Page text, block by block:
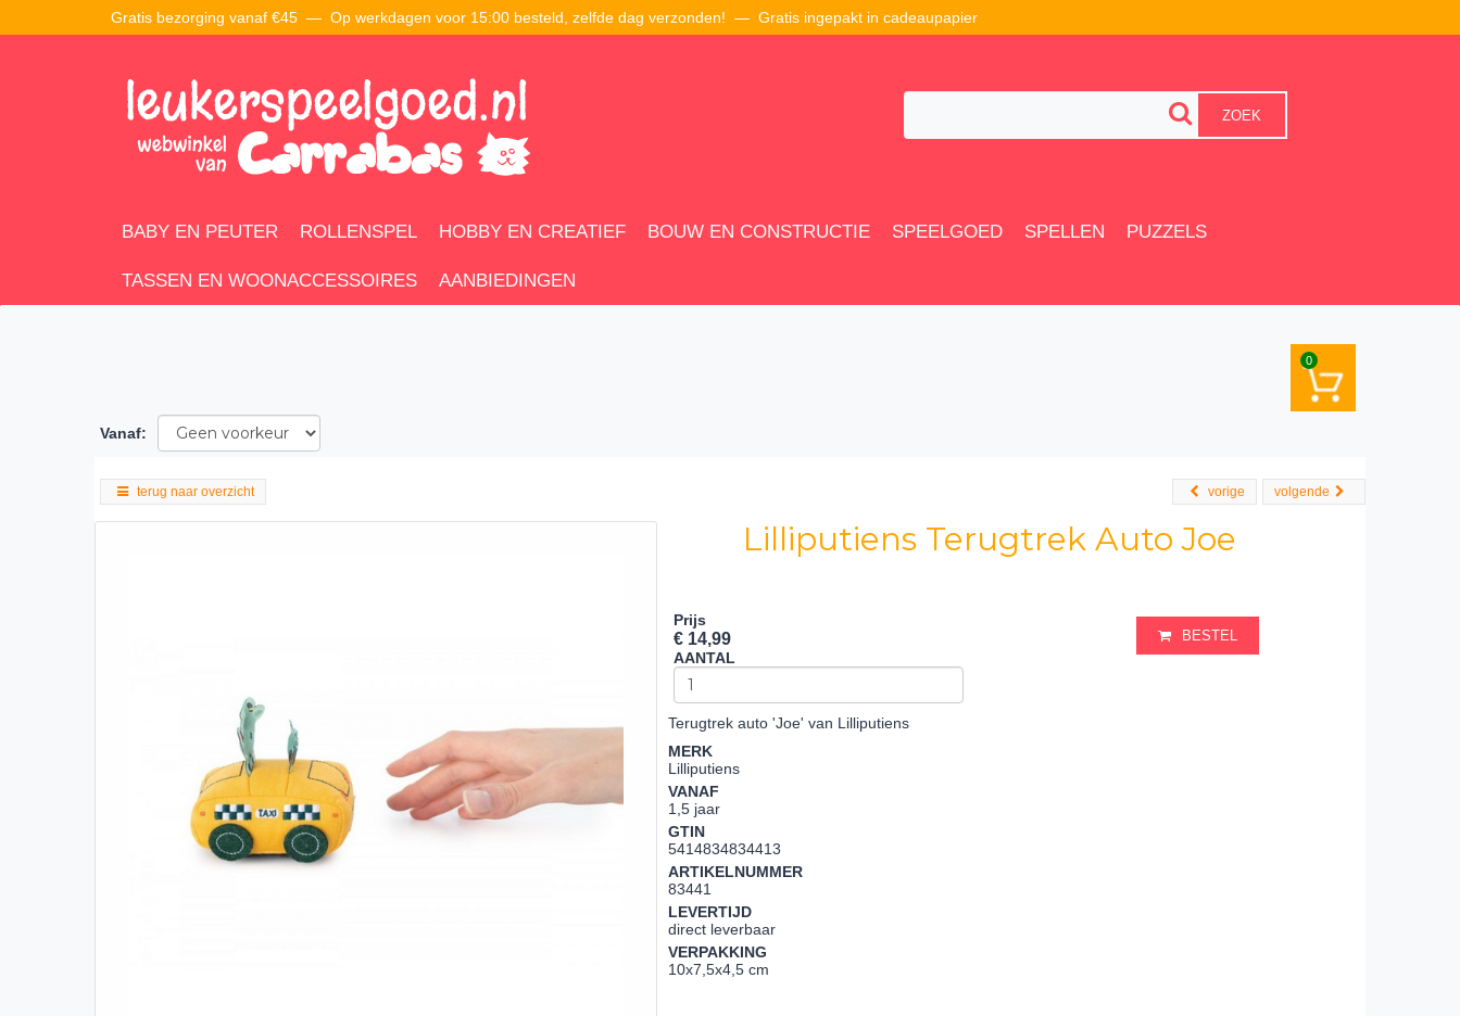
Gratis bezorging vanaf €45 — Op werkdagen voor 15:00 besteld, zelfde dag verzonden! — Gratis ingepakt in cadeaupapier
ZOEK
BABY EN PEUTER ROLLENSPEL HOBBY EN CREATIEF BOUW EN CONSTRUCTIE SPEELGOED SPELLEN PUZZELS
TASSEN EN WOONACCESSOIRES AANBIEDINGEN
0
Vanaf:
terug naar overzicht volgende
vorige
Lilliputiens Terugtrek Auto Joe
Prijs
€ 14,99
AANTAL
BESTEL
Terugtrek auto 'Joe' van Lilliputiens
MERK
Lilliputiens
VANAF
1,5 jaar
GTIN
5414834834413
ARTIKELNUMMER
83441
LEVERTIJD
direct leverbaar
VERPAKKING
10x7,5x4,5 cm